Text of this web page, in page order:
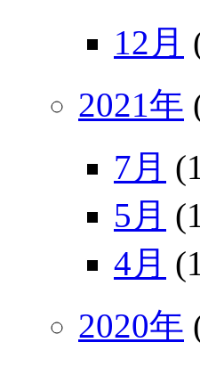
12月
2021年
7月
5月
4月
2020年